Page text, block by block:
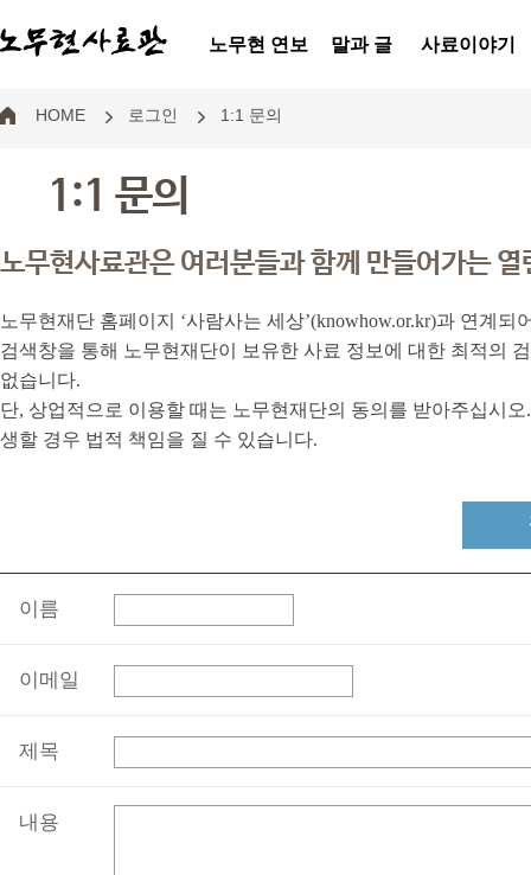
노무현 연보 말과 글 사료이야기
HOME 로그인 1:1 문의
1:1 문의
노무현사료관은 여러분들과 함께 만들어가는
노무현재단 홈페이지 ‘사람사는 세상’(knowhow.or.kr)과 연계
검색창을 통해 노무현재단이 보유한 사료 정보에 대한 최적의
없습니다.
단, 상업적으로 이용할 때는 노무현재단의 동의를 받아주십시
생할 경우 법적 책임을 질 수 있습니다.
이름
이메일
제목
내용